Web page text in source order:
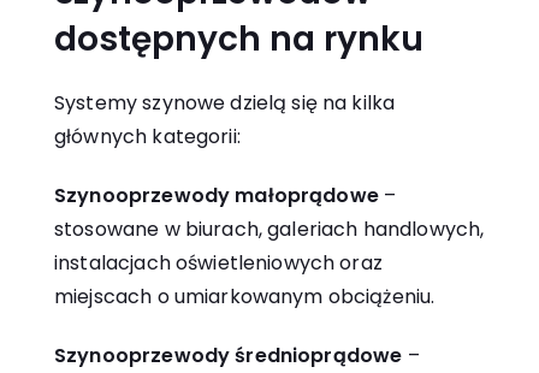
dostępnych na rynku
Systemy szynowe dzielą się na kilka
głównych kategorii:
Szynooprzewody małoprądowe–
stosowane w biurach, galeriach handlowych,
instalacjach oświetleniowych oraz
miejscach o umiarkowanym obciążeniu.
Szynooprzewody średnioprądowe –